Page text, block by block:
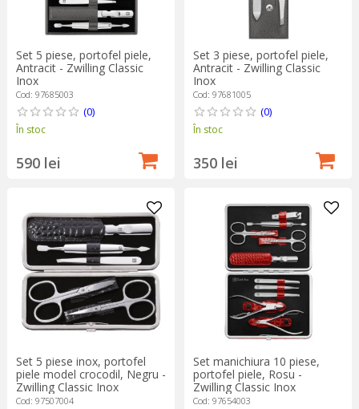
Set 5 piese, portofel piele,
Antracit - Zwilling Classic
Inox
Cod: 97685003
(0)
În stoc
590 lei
Set 3 piese, portofel piele,
Antracit - Zwilling Classic
Inox
Cod: 97681005
(0)
În stoc
350 lei
Set 5 piese inox, portofel
piele model crocodil, Negru -
Zwilling Classic Inox
Cod: 97507004
Set manichiura 10 piese,
portofel piele, Rosu -
Zwilling Classic Inox
Cod: 97654003